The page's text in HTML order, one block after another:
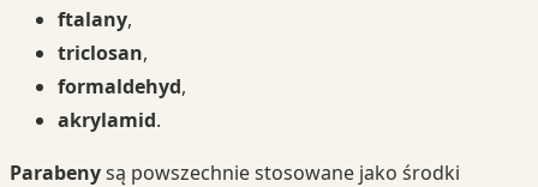
ftalany,
triclosan,
formaldehyd,
akrylamid.
Parabenysą powszechnie stosowane jako środki